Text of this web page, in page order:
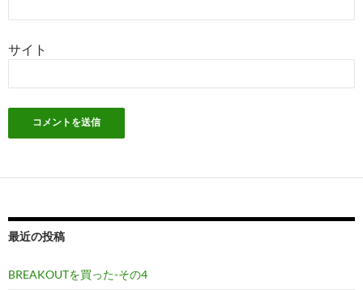
サイト
最近の投稿
BREAKOUTを買った-その4